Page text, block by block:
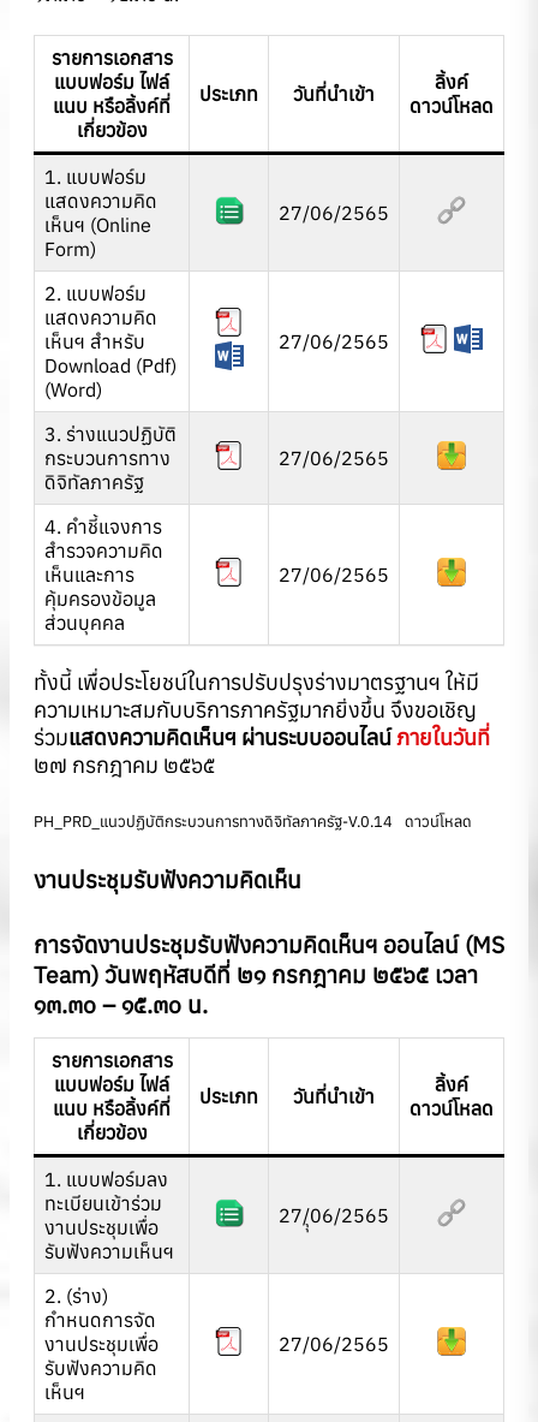
รายการเอกสาร
แบบฟอร์ม ไฟล์
แนบ หรือลิ้งค์ที่
เกี่ยวข้อง
ประเภท วันที่นำเข้า
ลิ้งค์
ดาวน์โหลด
1. แบบฟอร์ม
แสดงความคิด
เห็นฯ (Online
Form)
27/06/2565
2. แบบฟอร์ม
แสดงความคิด
เห็นฯ สำหรับ
Download (Pdf)
(Word)
27/06/2565
3. ร่างแนวปฏิบัติ
กระบวนการทาง
ดิจิทัลภาครัฐ
27/06/2565
4. คำชี้แจงการ
สำรวจความคิด
เห็นและการ
คุ้มครองข้อมูล
ส่วนบุคคล
27/06/2565
ทั้งนี้ เพื่อประโยชน์ในการปรับปรุงร่างมาตรฐานฯ ให้มี
ความเหมาะสมกับบริการภาครัฐมากยิ่งขึ้น จึงขอเชิญ
ร่วมแสดงความคิดเห็นฯ ผ่านระบบออนไลน์ภายในวันที่
๒๗ กรกฎาคม ๒๕๖๕
PH_PRD_แนวปฏิบัติกระบวนการทางดิจิทัลภาครัฐ-V.0.14 ดาวน์โหลด
งานประชุมรับฟังความคิดเห็น
การจัดงานประชุมรับฟังความคิดเห็นฯ ออนไลน์ (MS
Team) วันพฤหัสบดีที่ ๒๑ กรกฎาคม ๒๕๖๕ เวลา
๑๓.๓๐ – ๑๕.๓๐ น.
รายการเอกสาร
แบบฟอร์ม ไฟล์
แนบ หรือลิ้งค์ที่
เกี่ยวข้อง
ประเภท วันที่นำเข้า
ลิ้งค์
ดาวน์โหลด
1. แบบฟอร์มลง
ทะเบียนเข้าร่วม
งานประชุมเพื่อ
รับฟังความเห็นฯ
27/ุุ06/2565
2. (ร่าง)
กำหนดการจัด
งานประชุมเพื่อ
รับฟังความคิด
เห็นฯ
27/06/2565